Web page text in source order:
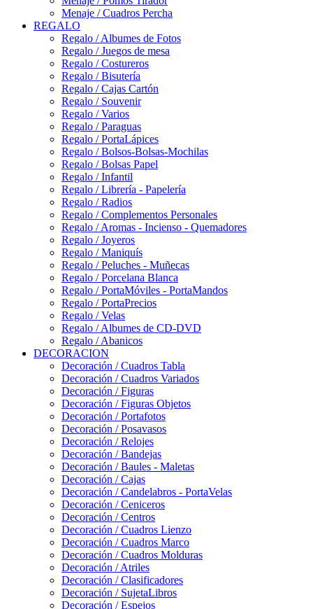
Menaje / Cuadros Percha
REGALO
Regalo / Albumes de Fotos
Regalo / Juegos de mesa
Regalo / Costureros
Regalo / Bisutería
Regalo / Cajas Cartón
Regalo / Souvenir
Regalo / Varios
Regalo / Paraguas
Regalo / PortaLápices
Regalo / Bolsos-Bolsas-Mochilas
Regalo / Bolsas Papel
Regalo / Infantil
Regalo / Librería - Papelería
Regalo / Radios
Regalo / Complementos Personales
Regalo / Aromas - Incienso - Quemadores
Regalo / Joyeros
Regalo / Maniquís
Regalo / Peluches - Muñecas
Regalo / Porcelana Blanca
Regalo / PortaMóviles - PortaMandos
Regalo / PortaPrecios
Regalo / Velas
Regalo / Albumes de CD-DVD
Regalo / Abanicos
DECORACION
Decoración / Cuadros Tabla
Decoración / Cuadros Variados
Decoración / Figuras
Decoración / Figuras Objetos
Decoración / Portafotos
Decoración / Posavasos
Decoración / Relojes
Decoración / Bandejas
Decoración / Baules - Maletas
Decoración / Cajas
Decoración / Candelabros - PortaVelas
Decoración / Ceniceros
Decoración / Centros
Decoración / Cuadros Lienzo
Decoración / Cuadros Marco
Decoración / Cuadros Molduras
Decoración / Atriles
Decoración / Clasificadores
Decoración / SujetaLibros
Decoración / Espejos